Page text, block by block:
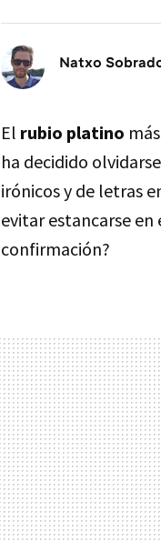
Natxo
El rubio platino
ha decidido
irónicos y de letras
evitar estancarse
confirmación?